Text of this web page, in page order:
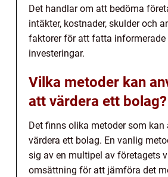
Det handlar om att bedöma
intäkter, kostnader, skulder och
faktorer för att fatta informerade
investeringar.
Vilka metoder kan
att värdera ett bolag?
Det finns olika metoder som
värdera ett bolag. En vanlig
sig av en multipel av företagets
omsättning för att jämföra det